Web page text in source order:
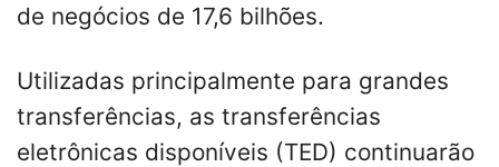
de negócios de 17,6 bilhões.
Utilizadas principalmente para grandes
transferências, as transferências
eletrônicas disponíveis (TED) continuarão